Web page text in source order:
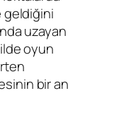
geldiğini
uzayan
oyun
bir an